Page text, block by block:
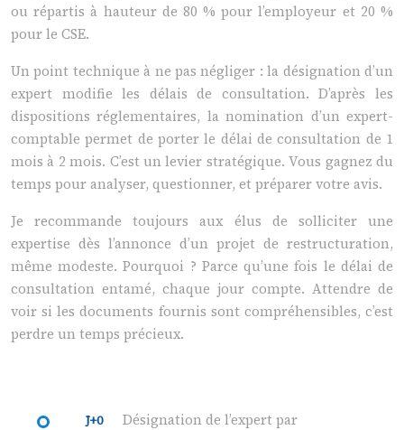
ou répartis à hauteur de 80 % pour l’employeur et 20 %
pour le CSE.
Un point technique à ne pas négliger : la désignation d’un
expert modifie les délais de consultation. D’après les
dispositions réglementaires, la nomination d’un expert-
comptable permet de porter le délai de consultation de 1
mois à 2 mois. C’est un levier stratégique. Vous gagnez du
temps pour analyser, questionner, et préparer votre avis.
Je recommande toujours aux élus de solliciter une
expertise dès l’annonce d’un projet de restructuration,
même modeste. Pourquoi ? Parce qu’une fois le délai de
consultation entamé, chaque jour compte. Attendre de
voir si les documents fournis sont compréhensibles, c’est
perdre un temps précieux.
J+0
Désignation de l’expert par